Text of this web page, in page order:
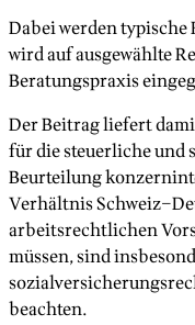
Dabei werden
wird auf ausgewählte
Beratungspraxis
Der Beitrag liefert
für die steuerliche
Beurteilung
Verhältnis
arbeitsrechtlichen
müssen, sind
beachten.